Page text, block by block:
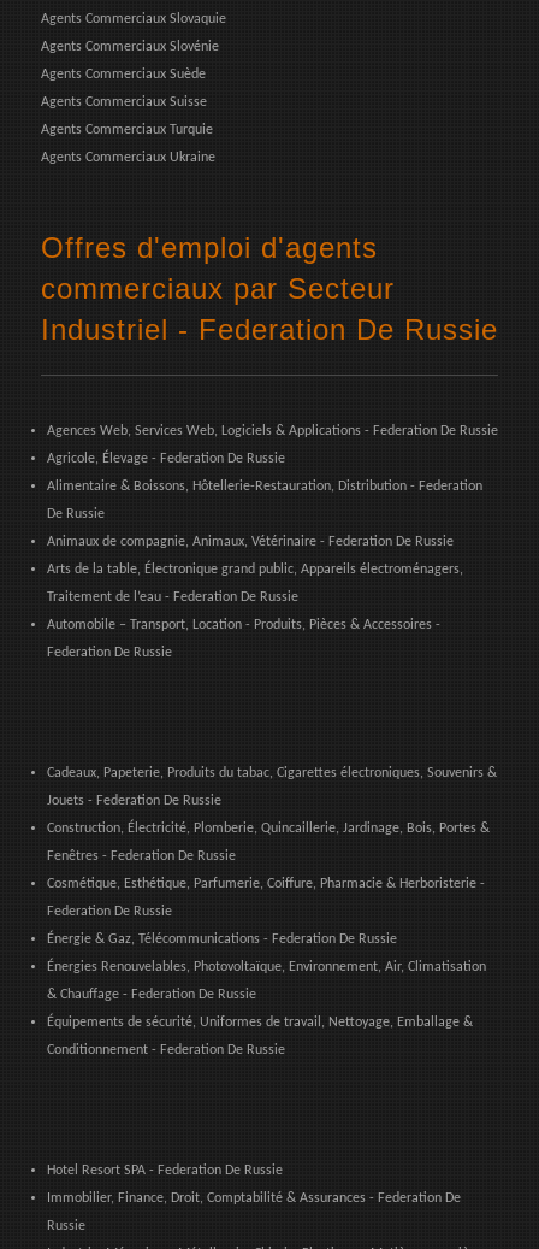
Agents Commerciaux Slovaquie
Agents Commerciaux Slovénie
Agents Commerciaux Suède
Agents Commerciaux Suisse
Agents Commerciaux Turquie
Agents Commerciaux Ukraine
Offres d'emploi d'agents
commerciaux par Secteur
Industriel - Federation De Russie
Agences Web, Services Web, Logiciels & Applications - Federation De Russie
Agricole, Élevage - Federation De Russie
Alimentaire & Boissons, Hôtellerie-Restauration, Distribution - Federation
De Russie
Animaux de compagnie, Animaux, Vétérinaire - Federation De Russie
Arts de la table, Électronique grand public, Appareils électroménagers,
Traitement de l’eau - Federation De Russie
Automobile – Transport, Location - Produits, Pièces & Accessoires -
Federation De Russie
Cadeaux, Papeterie, Produits du tabac, Cigarettes électroniques, Souvenirs &
Jouets - Federation De Russie
Construction, Électricité, Plomberie, Quincaillerie, Jardinage, Bois, Portes &
Fenêtres - Federation De Russie
Cosmétique, Esthétique, Parfumerie, Coiffure, Pharmacie & Herboristerie -
Federation De Russie
Énergie & Gaz, Télécommunications - Federation De Russie
Énergies Renouvelables, Photovoltaïque, Environnement, Air, Climatisation
& Chauffage - Federation De Russie
Équipements de sécurité, Uniformes de travail, Nettoyage, Emballage &
Conditionnement - Federation De Russie
Hotel Resort SPA - Federation De Russie
Immobilier, Finance, Droit, Comptabilité & Assurances - Federation De
Russie